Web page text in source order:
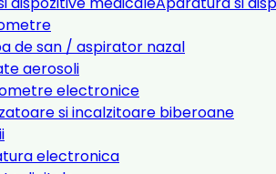
de san / aspirator nazal
aerosoli
electronice
si incalzitoare biberoane
electronica